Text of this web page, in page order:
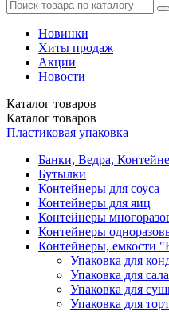
Новинки
Хиты продаж
Акции
Новости
Каталог товаров
Каталог товаров
Пластиковая упаковка
Банки, Ведра,
Бутылки
Контейнеры для соуса
Контейнеры для яиц
Контейнеры
Контейнеры
Контейнеры, емкости
Упаковка для
Упаковка для
Упаковка для
Упаковка для